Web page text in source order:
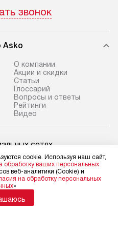
звонок
Asko
О компании
Акции и скидки
Статьи
Глоссарий
Вопросы и ответы
Рейтинги
Видео
сетях
лиц
russia.ru
лиц
cookie. Используя наш сайт,
обработку ваших персональных
веб-аналитики (Cookie) и
на обработку персональных
»